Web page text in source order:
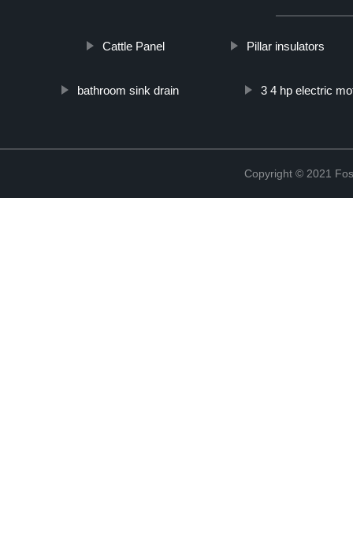
Cattle Panel Pillar insulators
bathroom sink drain 3 4 hp electric
Copyright © 2021